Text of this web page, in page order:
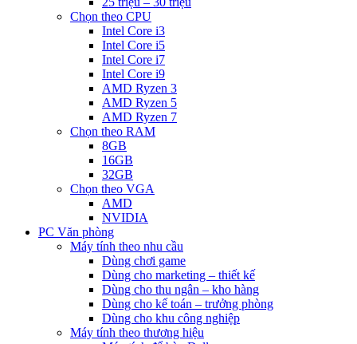
Chọn theo CPU
Intel Core i3
Intel Core i5
Intel Core i7
Intel Core i9
AMD Ryzen 3
AMD Ryzen 5
AMD Ryzen 7
Chọn theo RAM
8GB
16GB
32GB
Chọn theo VGA
AMD
NVIDIA
PC Văn phòng
Máy tính theo nhu cầu
Dùng chơi game
Dùng cho marketing – thiết kế
Dùng cho thu ngân – kho hàng
Dùng cho kế toán – trưởng phòng
Dùng cho khu công nghiệp
Máy tính theo thương hiệu